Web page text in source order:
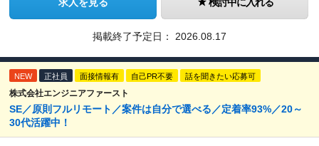
掲載終了予定日： 2026.08.17
NEW 正社員 面接情報有 自己PR不要 話を聞きたい応募可
株式会社エンジニアファースト
SE／原則フルリモート／案件は自分で選べる／定着率93%／20～
30代活躍中！